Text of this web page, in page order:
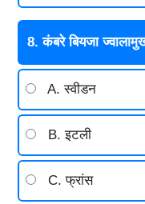
8. कंबरे बियजा
A. स्वीडन
B. इटली
C. फ्रांस